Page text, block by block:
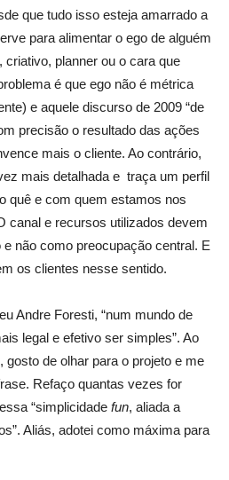
que tudo isso esteja amarrado a
para alimentar o ego de alguém
criativo, planner ou o cara que
é que ego não é métrica
e aquele discurso de 2009 “de
precisão o resultado das ações
mais o cliente. Ao contrário,
mais detalhada e traça um perfil
quê e com quem estamos nos
canal e recursos utilizados devem
não como preocupação central. E
os clientes nesse sentido.
Andre Foresti, “num mundo de
legal e efetivo ser simples”. Ao
gosto de olhar para o projeto e me
Refaço quantas vezes for
“simplicidade fun, aliada a
Aliás, adotei como máxima para